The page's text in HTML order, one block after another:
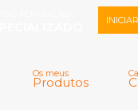
Os meus
Produtos Memorizar